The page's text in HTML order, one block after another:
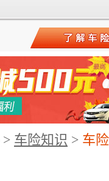
> 车险知识 > 车